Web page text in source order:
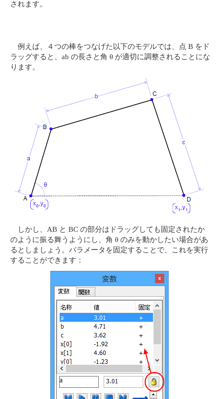
されます。
例えば、４つの棒をつなげた以下のモデルでは、点 B をド
ラッグすると、ab の長さと角 θ が適切に調整されることにな
ります。
しかし、AB と BC の部分はドラッグしても固定されたか
のように振る舞うようにし、角 θ のみを動かしたい場合があ
るとしましょう。パラメータを固定することで、これを実行
することができます：